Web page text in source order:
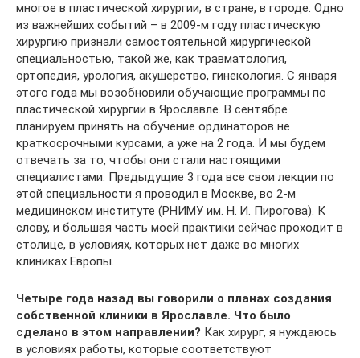
многое в пластической хирургии, в стране, в городе. Одно
из важнейших событий – в 2009‑м году пластическую
хирургию признали самостоятельной хирургической
специальностью, такой же, как травматология,
ортопедия, урология, акушерство, гинекология. С января
этого года мы возобновили обучающие программы по
пластической хирургии в Ярославле. В сентябре
планируем принять на обучение ординаторов не
краткосрочными курсами, а уже на 2 года. И мы будем
отвечать за то, чтобы они стали настоящими
специалистами. Предыдущие 3 года все свои лекции по
этой специальности я проводил в Москве, во 2‑м
медицинском институте (РНИМУ им. Н. И. Пирогова). К
слову, и большая часть моей практики сейчас проходит в
столице, в условиях, которых нет даже во многих
клиниках Европы.
Четыре года назад вы говорили о планах создания
собственной клиники в Ярославле. Что было
сделано в этом направлении? Как хирург, я нуждаюсь
в условиях работы, которые соответствуют